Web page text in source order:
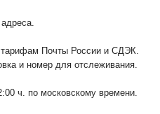
Почты России и СДЭК.
и номер для отслеживания.
ч. по московскому времени.